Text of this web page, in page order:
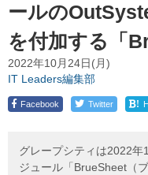
ールの
を付加する「
2022年10月24日(月)
IT Leaders編集部
Facebook Twitter !
グレープシティは2022
ジュール「BrueSheet（